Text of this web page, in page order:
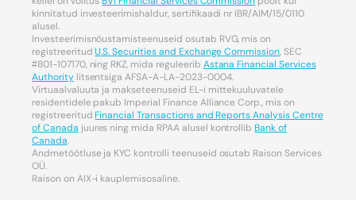
kinnitatud investeerimishaldur, sertifikaadi nr IBR/AIM/15/0110
alusel.
Investeerimisnõustamisteenuseid osutab RVG, mis on
registreeritudU.S. Securities and Exchange Commission, SEC
#801-107170, ning RKZ, mida reguleerib Astana Financial Services
Authoritylitsentsiga AFSA-A-LA-2023-0004.
Virtuaalvaluuta ja makseteenuseid EL-i mittekuuluvatele
residentidele pakub Imperial Finance Alliance Corp., mis on
registreeritudFinancial Transactions and Reports Analysis Centre
of Canada juures ning mida RPAA alusel kontrollibBank of
Canada.
Andmetöötluse ja KYC kontrolli teenuseid osutab Raison Services
OÜ.
Raison on AIX-i kauplemisosaline.